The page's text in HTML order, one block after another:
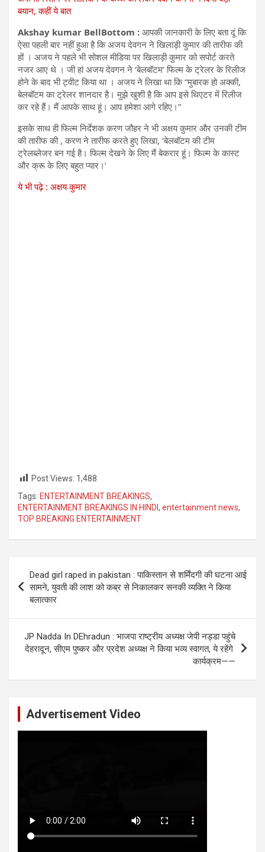
बयान, कहीं ये बात
Akshay kumar BellBottom : आपकी जानकारी के लिए बता दूं कि
ऐसा पहली बार नहीं हुआ है कि अजय देवगन ने खिलाड़ी कुमार की तारीफ की
हों । अजय ने पहले भी सोशल मीडिया पर खिलाड़ी कुमार को सपोर्ट करते
नजर आए थे । जी हां अजय देवगन ने ‘बेलबॉटम’ फिल्म के ट्रेलर के रिलीज
होने के बाद भी ट्वीट किया था । अजय ने लिखा था कि “मुबारक हो अक्की,
बेलबॉटम का ट्रेलर शानदार है। मुझे खुशी है कि आप इसे थिएटर में रिलीज
कर रहे हैं। मैं आपके साथ हूं। आप हमेशा आगे रहिए।”
इसके साथ ही फिल्म निर्देशक करण जौहर ने भी अक्षय कुमार और उनकी टीम
की तारीफ की , करण ने तारीफ करते हुए लिखा, ‘बेलबॉटम की टीम
ट्रेलब्लेजर बन गई है। फिल्म देखने के लिए मैं बेकरार हूं। फिल्म के कास्ट
और क्रू के लिए बहुत प्यार।’
ये भी पढ़े : अक्षय कुमार
Post Views: 1,488
Tags: ENTERTAINMENT BREAKINGS,
ENTERTAINMENT BREAKINGS IN HINDI , entertainment news,
TOP BREAKING ENTERTAINMENT
navigation
Dead girl raped in pakistan : पाकिस्तान से शर्मिंदगी की घटना आई
सामने, युवती की लाश को कब्र से निकालकर सनकी व्यक्ति ने किया
बलात्कार
JP Nadda In DEhradun : भाजपा राष्ट्रीय अध्यक्ष जेपी नड्डा पहुंचे
देहरादून, सीएम पुष्कर और प्रदेश अध्यक्ष ने किया भव्य स्वागत, ये रहेंगे ​
कार्यक्रम——
Advertisement Video